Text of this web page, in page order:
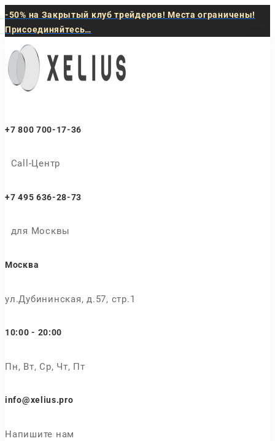
-50% на Закрытый клуб трейдеров! Места ограничены!
Присоединяйтесь…
+7 800 700-17-36
Call-Центр
+7 495 636-28-73
для Москвы
Москва
ул.Дубининская, д.57, стр.1
10:00 - 20:00
Пн, Вт, Ср, Чт, Пт
info@xelius.pro
Напишите нам